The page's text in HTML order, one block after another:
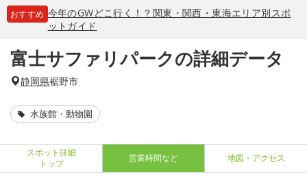
おすすめ 今年のGWどこ行く！？関東・関西・東海エリア別スポ
ットガイド
富士サファリパークの詳細データ
静岡県裾野市
水族館・動物園
スポット詳細
トップ
営業時間など 地図・アクセス